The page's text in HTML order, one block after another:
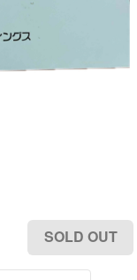
SOLD OUT